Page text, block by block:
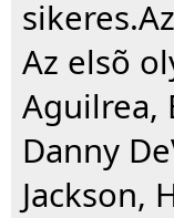
Az elsõ
Aguilrea,
Danny
Jackson,